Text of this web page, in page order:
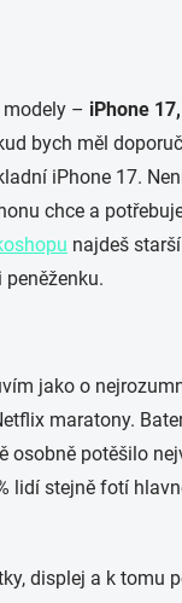
– iPhone
bych měl
iPhone 17.
chce a
najdeš
jako o
maratony.
osobně potěšilo
lidí stejně fotí
displej a k tomu